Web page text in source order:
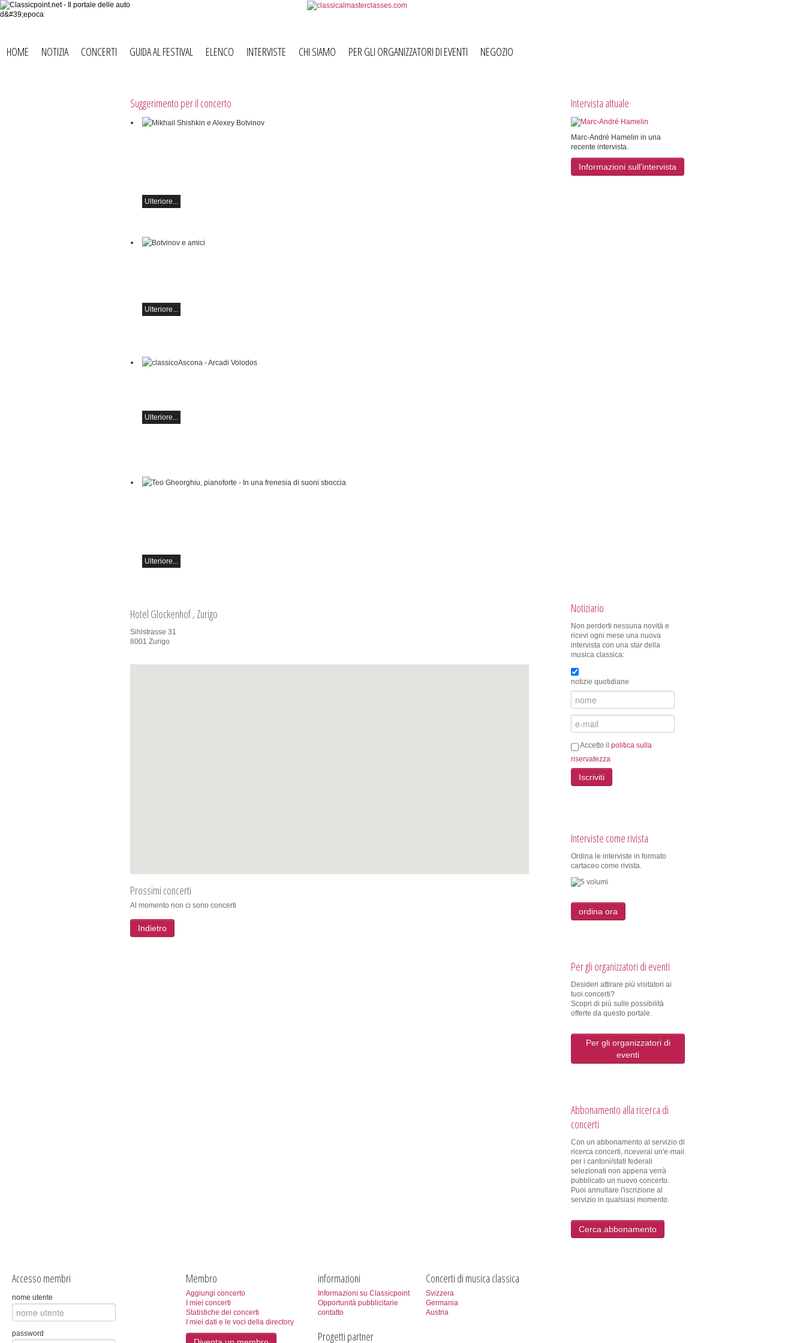
HOME NOTIZIA CONCERTI GUIDA AL FESTIVAL ELENCO INTERVISTE CHI SIAMO PER GLI ORGANIZZATORI DI EVENTI NEGOZIO
Suggerimento per il concerto
Ulteriore...
Ulteriore...
Ulteriore...
Ulteriore...
Intervista attuale
Marc-André Hamelin in una
recente intervista.
Informazioni sull'intervista
Hotel Glockenhof, Zurigo
Sihlstrasse 31
8001 Zurigo
Prossimi concerti
Al momento non ci sono concerti
Notiziario
Non perderti nessuna novità e
ricevi ogni mese una nuova
intervista con una star della
musica classica:
notizie quotidiane
Accetto il politica sulla
riservatezza
Iscriviti
Interviste come rivista
Ordina le interviste in formato
cartaceo come rivista.
ordina ora
Per gli organizzatori di eventi
Desideri attirare più visitatori ai
tuoi concerti?
Scopri di più sulle possibilità
offerte da questo portale.
Per gli organizzatori di
eventi
Abbonamento alla ricerca di
concerti
Con un abbonamento al servizio di
ricerca concerti, riceverai un'e-mail
per i cantoni/stati federali
selezionati non appena verrà
pubblicato un nuovo concerto.
Puoi annullare l'iscrizione al
servizio in qualsiasi momento.
Cerca abbonamento
Accesso membri
nome utente
password
Membro
Aggiungi concerto
I miei concerti
Statistiche dei concerti
I miei dati e le voci della directory
informazioni
Informazioni su Classicpoint
Opportunità pubblicitarie
contatto
Concerti di musica classica
Svizzera
Germania
Austria
Progetti partner